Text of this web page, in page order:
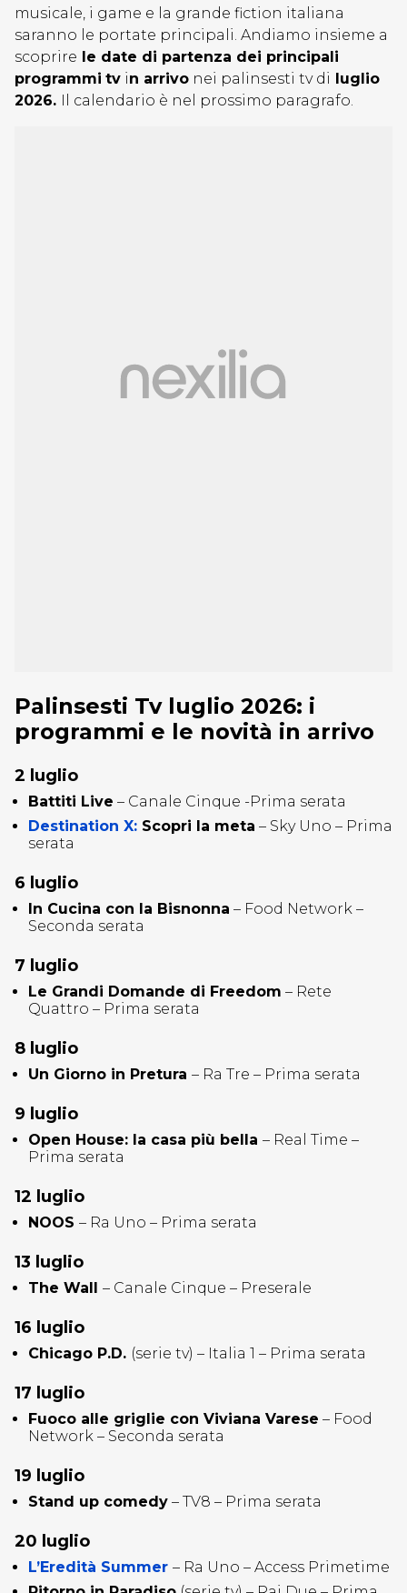
musicale, i game e la grande fiction italiana
saranno le portate principali. Andiamo insieme a
scoprire le date di partenza dei principali
programmi tv in arrivo nei palinsesti tv di luglio
2026. Il calendario è nel prossimo paragrafo.
Palinsesti Tv luglio 2026: i
programmi e le novità in arrivo
2 luglio
Battiti Live – Canale Cinque -Prima serata
Destination X: Scopri la meta – Sky Uno – Prima
serata
6 luglio
In Cucina con la Bisnonna – Food Network –
Seconda serata
7 luglio
Le Grandi Domande di Freedom – Rete
Quattro – Prima serata
8 luglio
Un Giorno in Pretura – Ra Tre – Prima serata
9 luglio
Open House: la casa più bella – Real Time –
Prima serata
12 luglio
NOOS – Ra Uno – Prima serata
13 luglio
The Wall – Canale Cinque – Preserale
16 luglio
Chicago P.D. (serie tv) – Italia 1 – Prima serata
17 luglio
Fuoco alle griglie con Viviana Varese – Food
Network – Seconda serata
19 luglio
Stand up comedy – TV8 – Prima serata
20 luglio
L’Eredità Summer – Ra Uno – Access Primetime